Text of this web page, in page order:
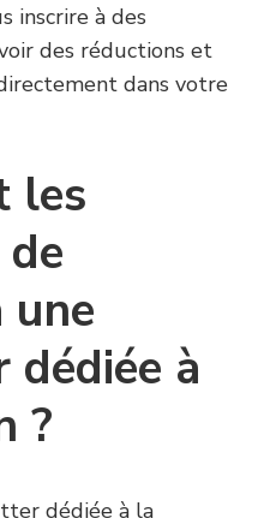
inscrire à des
des réductions et
dans votre
les
une
à
?
dédiée à la